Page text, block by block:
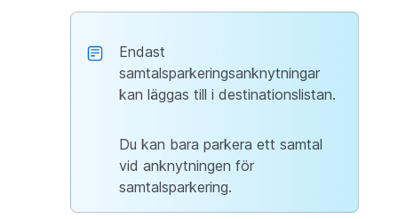
Endast
samtalsparkeringsanknytningar
kan läggas till i destinationslistan.
Du kan bara parkera ett samtal
vid anknytningen för
samtalsparkering.